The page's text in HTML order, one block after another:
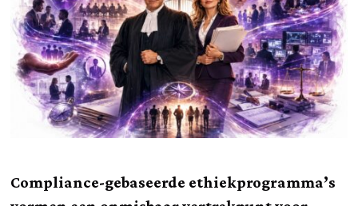
Compliance-gebaseerde ethiekprogramma’s